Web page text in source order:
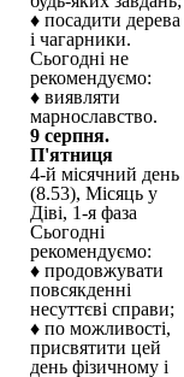
♦ посадити дерева
і чагарники.
Сьогодні не
рекомендуємо:
♦ виявляти
марнославство.
9 серпня.
П'ятниця
4-й місячний день
(8.53), Місяць у
Діві, 1-я фаза
Сьогодні
рекомендуємо:
♦ продовжувати
повсякденні
несуттєві справи;
♦ по можливості,
присвятити цей
день фізичному і